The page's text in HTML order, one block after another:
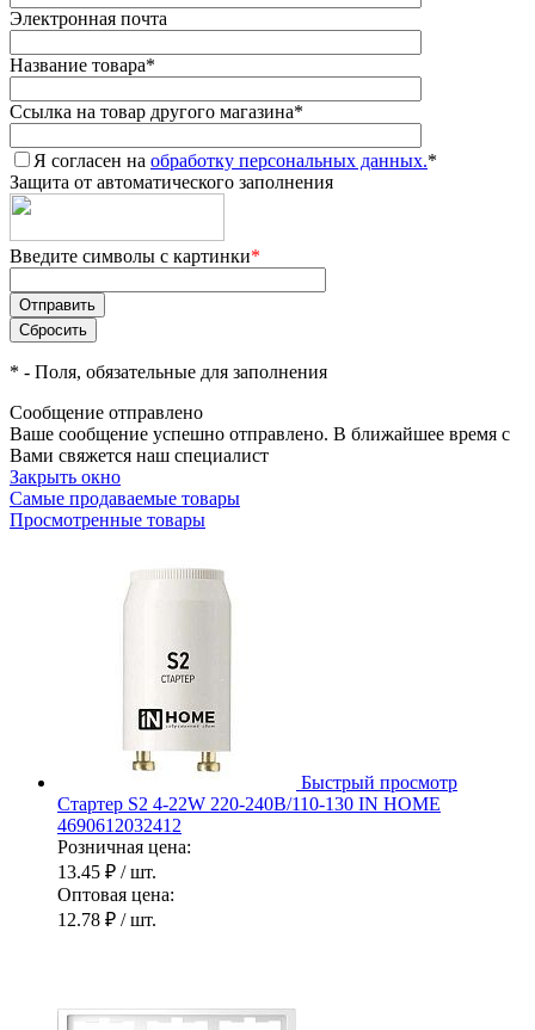
Электронная почта
Название товара*
Ссылка на товар другого магазина*
Я согласен на обработку персональных данных.*
Защита от автоматического заполнения
Введите символы с картинки*
* - Поля, обязательные для заполнения
Сообщение отправлено
Ваше сообщение успешно отправлено. В ближайшее время с
Вами свяжется наш специалист
Закрыть окно
Самые продаваемые товары
Просмотренные товары
Быстрый просмотр
Стартер S2 4-22W 220-240В/110-130 IN HOME
4690612032412
Розничная цена:
13.45 ₽ / шт.
Оптовая цена:
12.78 ₽ / шт.